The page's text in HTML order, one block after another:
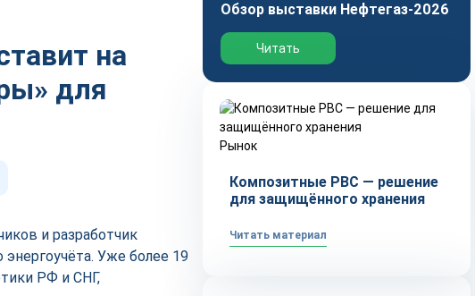
на
для
и разработчик
Уже более 19
РФ и СНГ,
Обзор выставки Нефтегаз-2026
Читать
Рынок
Композитные РВС — решение
для защищённого хранения
Читать материал